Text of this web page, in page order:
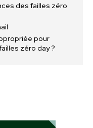
des failles zéro
pour
zéro day ?